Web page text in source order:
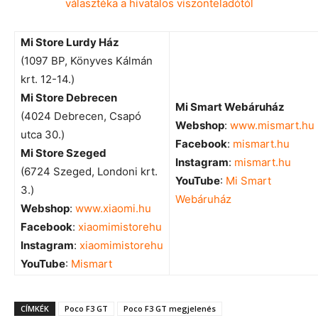
Mi Store Lurdy Ház
(1097 BP, Könyves Kálmán
krt. 12-14.)
Mi Store Debrecen
(4024 Debrecen, Csapó
utca 30.)
Mi Store Szeged
(6724 Szeged, Londoni krt.
3.)
Webshop: www.xiaomi.hu
Facebook: xiaomimistorehu
Instagram: xiaomimistorehu
YouTube: Mismart
Mi Smart Webáruház
Webshop: www.mismart.hu
Facebook: mismart.hu
Instagram: mismart.hu
YouTube: Mi Smart
Webáruház
CÍMKÉK Poco F3 GT
Poco F3 GT megjelenés